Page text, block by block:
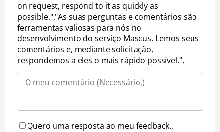
on request, respond to it as quickly as
possible.","As suas perguntas e comentários são
ferramentas valiosas para nós no
desenvolvimento do serviço Mascus. Lemos seus
comentários e, mediante solicitação,
respondemos a eles o mais rápido possível.",
Quero uma resposta ao meu feedback.,